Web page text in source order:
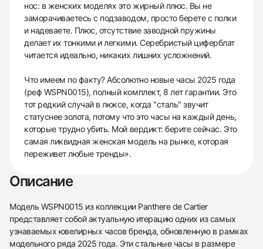
нос: в женских моделях это жирный плюс. Вы не
заморачиваетесь с подзаводом, просто берете с полки
и надеваете. Плюс, отсутствие заводной пружины
делает их тонкими и легкими. Серебристый циферблат
читается идеально, никаких лишних усложнений.
Что имеем по факту? Абсолютно новые часы 2025 года
(реф WSPN0015), полный комплект, 8 лет гарантии. Это
тот редкий случай в люксе, когда "сталь" звучит
статуснее золота, потому что это часы на каждый день,
которые трудно убить. Мой вердикт: берите сейчас. Это
самая ликвидная женская модель на рынке, которая
переживет любые тренды».
Описание
Модель WSPN0015 из коллекции Panthere de Cartier
представляет собой актуальную итерацию одних из самых
узнаваемых ювелирных часов бренда, обновленную в рамках
модельного ряда 2025 года. Эти стальные часы в размере